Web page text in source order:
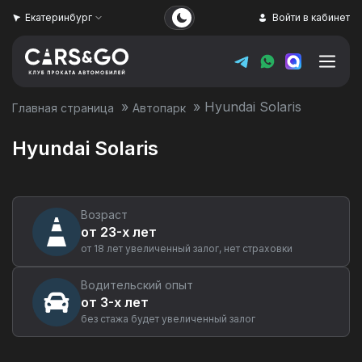
Екатеринбург Войти в кабинет
Главная страница » Автопарк » Hyundai Solaris
Hyundai Solaris
Возраст
от 23-х лет
от 18 лет увеличенный залог, нет страховки
Водительский опыт
от 3-х лет
без стажа будет увеличенный залог